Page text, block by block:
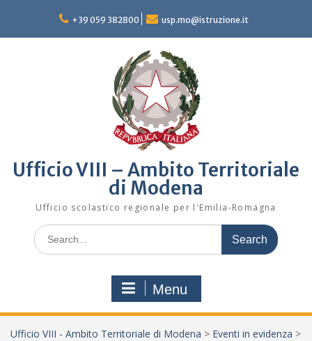
content
+39 059 382800 usp.mo@istruzione.it
Ufficio VIII – Ambito Territoriale
di Modena
Ufficio scolastico regionale per l'Emilia-Romagna
Search
for:
Menu
Ufficio VIII - Ambito Territoriale di Modena > Eventi in evidenza >